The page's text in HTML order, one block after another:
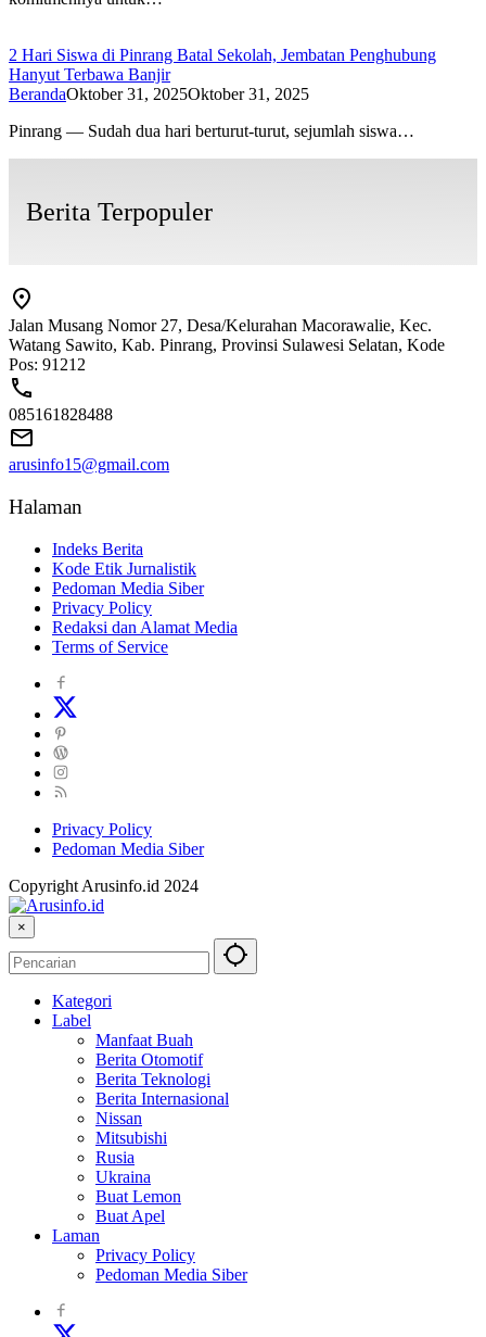
2 Hari Siswa di Pinrang Batal Sekolah, Jembatan Penghubung
Hanyut Terbawa Banjir
BerandaOktober 31, 2025Oktober 31, 2025
Pinrang — Sudah dua hari berturut-turut, sejumlah siswa…
Berita Terpopuler
Jalan Musang Nomor 27, Desa/Kelurahan Macorawalie, Kec.
Watang Sawito, Kab. Pinrang, Provinsi Sulawesi Selatan, Kode
Pos: 91212
085161828488
arusinfo15@gmail.com
Halaman
Indeks Berita
Kode Etik Jurnalistik
Pedoman Media Siber
Privacy Policy
Redaksi dan Alamat Media
Terms of Service
Privacy Policy
Pedoman Media Siber
Copyright Arusinfo.id 2024
×
Kategori
Label
Manfaat Buah
Berita Otomotif
Berita Teknologi
Berita Internasional
Nissan
Mitsubishi
Rusia
Ukraina
Buat Lemon
Buat Apel
Laman
Privacy Policy
Pedoman Media Siber